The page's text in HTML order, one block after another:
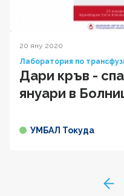
20 яну 2020
Лаборатория по
Дари кръв -
януари в
УМБАЛ Токуда